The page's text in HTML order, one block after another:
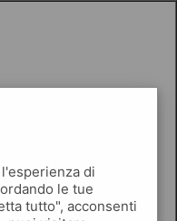
di
le tue
tutto", acconsenti